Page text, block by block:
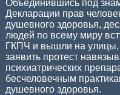
Объединившись под
Декларации прав
душевного здоровья,
людей по всему миру
ГКПЧ и вышли на улицы,
заявить протест
психиатрических
бесчеловечным
душевного здоровья.